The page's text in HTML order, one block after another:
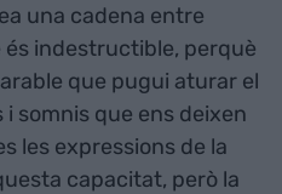
una cadena entre
indestructible, perquè
que pugui aturar el
somnis que ens deixen
les expressions de la
capacitat, però la